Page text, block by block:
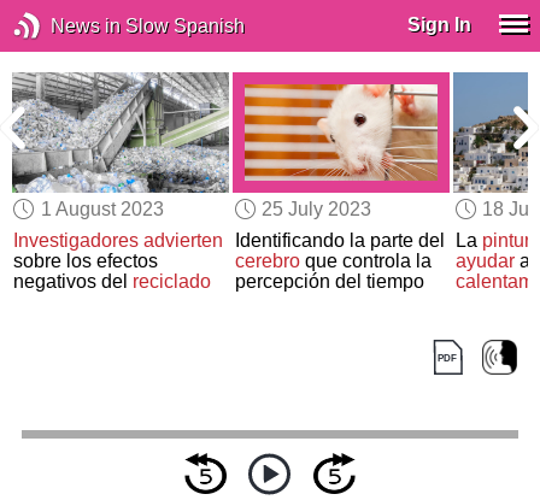
News in Slow Spanish Sign In
1 August 2023
Investigadores advierten
sobre los efectos
negativos del reciclado
25 July 2023
Identificando la parte del
cerebroque controla la
percepción del tiempo
18
La
ayudara